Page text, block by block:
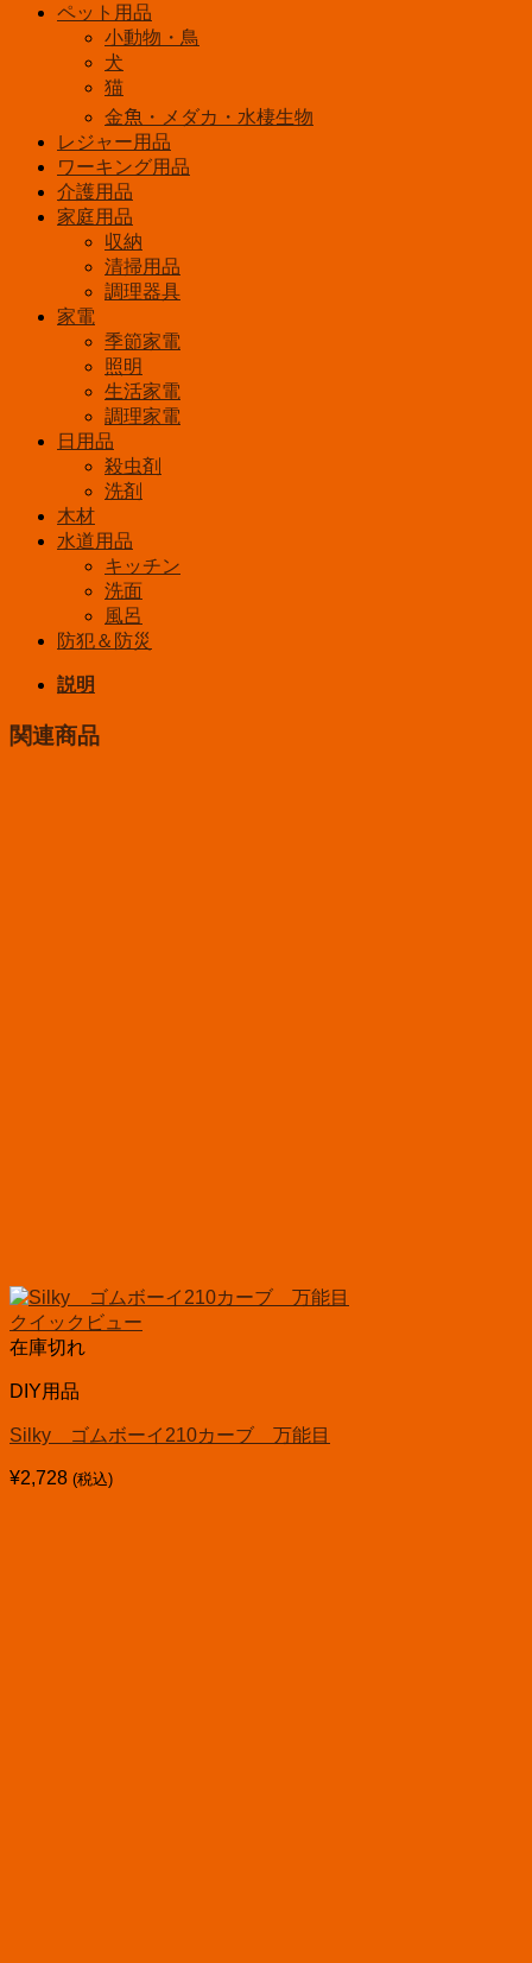
ペット用品
小動物・鳥
犬
猫
金魚・メダカ・水棲生物
レジャー用品
ワーキング用品
介護用品
家庭用品
収納
清掃用品
調理器具
家電
季節家電
照明
生活家電
調理家電
日用品
殺虫剤
洗剤
木材
水道用品
キッチン
洗面
風呂
防犯＆防災
説明
関連商品
クイックビュー
在庫切れ
DIY用品
Silky ゴムボーイ210カーブ 万能目
¥2,728 (税込)